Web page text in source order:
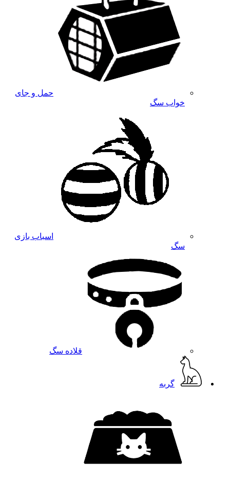
حمل و جای
خواب سگ
اسباب بازی
سگ
قلاده سگ
گربه